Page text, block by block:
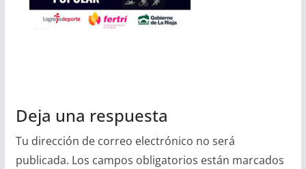
Deja una respuesta
Tu dirección de correo electrónico no será
publicada. Los campos obligatorios están marcados